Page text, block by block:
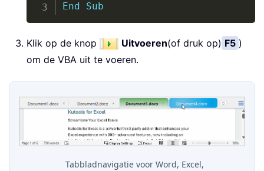
End
Sub
Klik op de knop Uitvoeren(of druk op) F5 )
om de VBA uit te voeren.
Tabbladnavigatie voor Word, Excel,